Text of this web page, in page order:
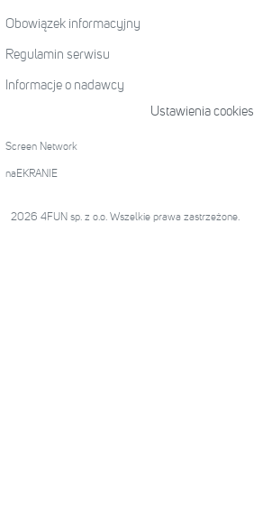
Obowiązek informacyjny
Regulamin serwisu
Informacje o nadawcy
Ustawienia cookies
Screen Network
naEKRANIE
2026 4FUN sp. z o.o. Wszelkie prawa zastrzeżone.